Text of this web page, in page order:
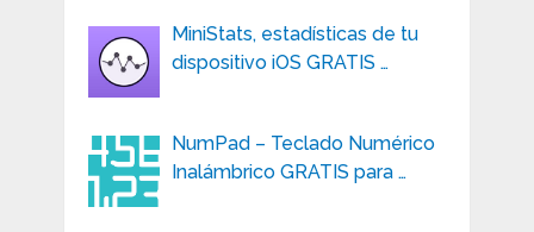
MiniStats, estadísticas de tu
dispositivo iOS GRATIS …
NumPad – Teclado Numérico
Inalámbrico GRATIS para …